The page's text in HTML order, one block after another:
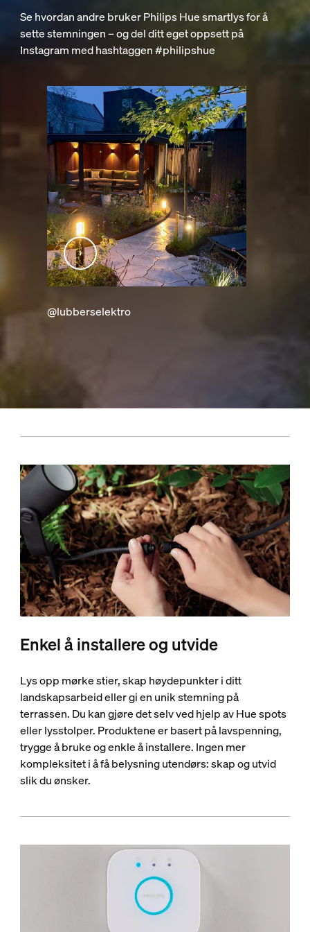
Se hvordan andre bruker Philips Hue smartlys for å
sette stemningen – og del ditt eget oppsett på
Instagram med hashtaggen #philipshue
@lubberselektro
Enkel å installere og utvide
Lys opp mørke stier, skap høydepunkter i ditt
landskapsarbeid eller gi en unik stemning på
terrassen. Du kan gjøre det selv ved hjelp av Hue spots
eller lysstolper. Produktene er basert på lavspenning,
trygge å bruke og enkle å installere. Ingen mer
kompleksitet i å få belysning utendørs: skap og utvid
slik du ønsker.